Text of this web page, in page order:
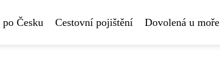
Česku Cestovní pojištění Dovolená u moře